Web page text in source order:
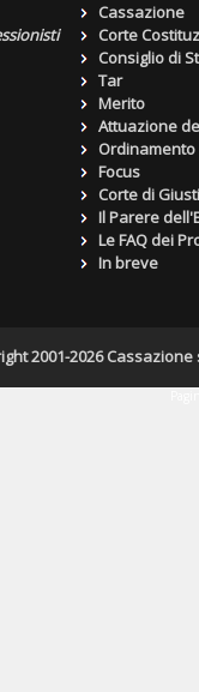
Cassazione
Corte
Consiglio di
Tar
Merito
Attuazione
Focus
Corte di
Il Parere
Le FAQ dei
In breve
2001-2026 Cassazione